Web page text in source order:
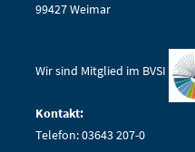
99427 Weimar
Wir sind Mitglied im BVSI
Kontakt:
Telefon: 03643 207-0